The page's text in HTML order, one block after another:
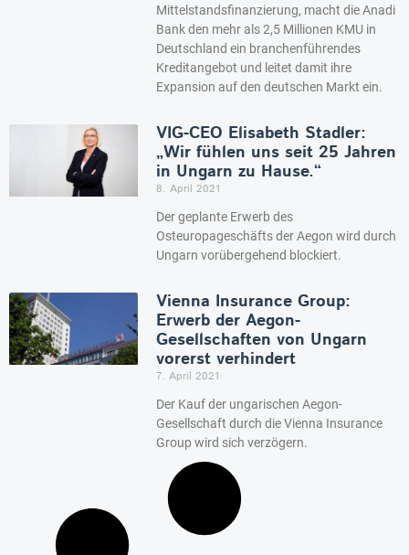
Mittelstandsfinanzierung, macht die Anadi
Bank den mehr als 2,5 Millionen KMU in
Deutschland ein branchenführendes
Kreditangebot und leitet damit ihre
Expansion auf den deutschen Markt ein.
VIG-CEO Elisabeth Stadler:
„Wir fühlen uns seit 25 Jahren
in Ungarn zu Hause.“
8. April 2021
Der geplante Erwerb des
Osteuropageschäfts der Aegon wird durch
Ungarn vorübergehend blockiert.
Vienna Insurance Group:
Erwerb der Aegon-
Gesellschaften von Ungarn
vorerst verhindert
7. April 2021
Der Kauf der ungarischen Aegon-
Gesellschaft durch die Vienna Insurance
Group wird sich verzögern.